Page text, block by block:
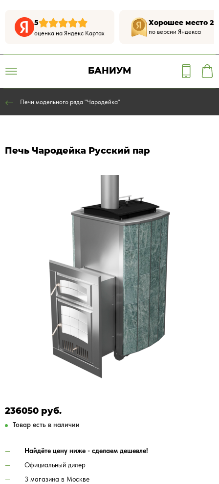
5
оценка на Яндекс Картах
Хорошее место
по версии Яндекса
БАНИУМ
Печи модельного ряда "Чародейка"
Печь Чародейка Русский пар
236050 руб.
Товар есть в наличии
Найдёте цену ниже - сделаем дешевле!
Официальный дилер
3 магазина в Москве